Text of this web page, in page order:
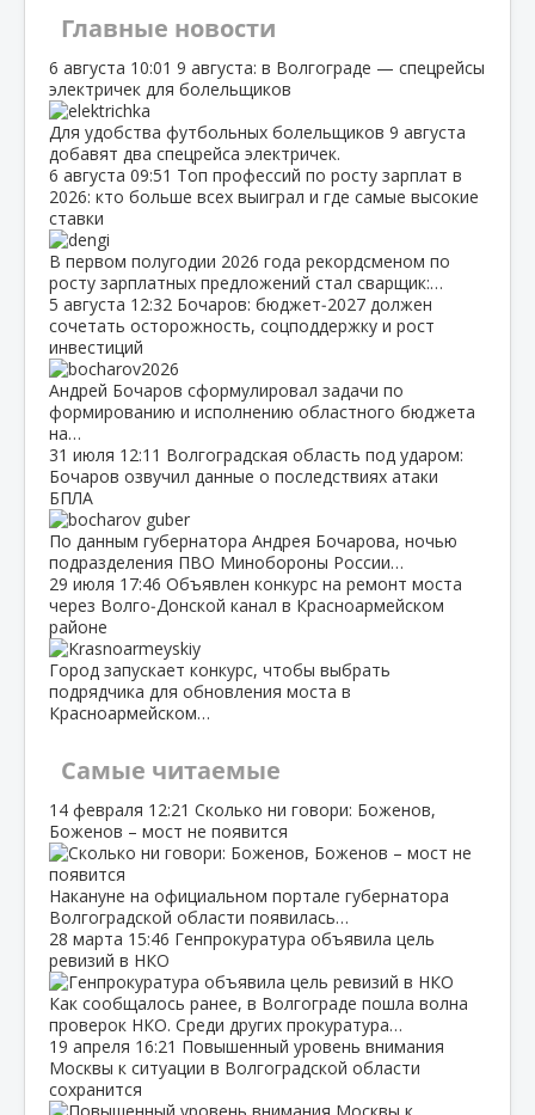
Главные новости
6 августа 10:01 9 августа: в Волгограде — спецрейсы
электричек для болельщиков
Для удобства футбольных болельщиков 9 августа
добавят два спецрейса электричек.
6 августа 09:51 Топ профессий по росту зарплат в
2026: кто больше всех выиграл и где самые высокие
ставки
В первом полугодии 2026 года рекордсменом по
росту зарплатных предложений стал сварщик:…
5 августа 12:32 Бочаров: бюджет‑2027 должен
сочетать осторожность, соцподдержку и рост
инвестиций
Андрей Бочаров сформулировал задачи по
формированию и исполнению областного бюджета
на…
31 июля 12:11 Волгоградская область под ударом:
Бочаров озвучил данные о последствиях атаки
БПЛА
По данным губернатора Андрея Бочарова, ночью
подразделения ПВО Минобороны России…
29 июля 17:46 Объявлен конкурс на ремонт моста
через Волго‑Донской канал в Красноармейском
районе
Город запускает конкурс, чтобы выбрать
подрядчика для обновления моста в
Красноармейском…
Самые читаемые
14 февраля 12:21 Сколько ни говори: Боженов,
Боженов – мост не появится
Накануне на официальном портале губернатора
Волгоградской области появилась…
28 марта 15:46 Генпрокуратура объявила цель
ревизий в НКО
Как сообщалось ранее, в Волгограде пошла волна
проверок НКО. Среди других прокуратура…
19 апреля 16:21 Повышенный уровень внимания
Москвы к ситуации в Волгоградской области
сохранится